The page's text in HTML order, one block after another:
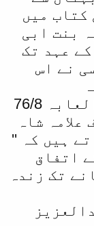
کتاب میں
بنت ابی
عہد تک
نے اس
شاہ
ہیں کہ ''
اتفاق
تک زندہ